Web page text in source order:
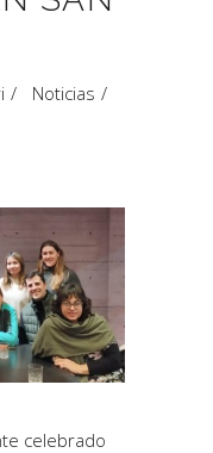
Noticias
celebrado